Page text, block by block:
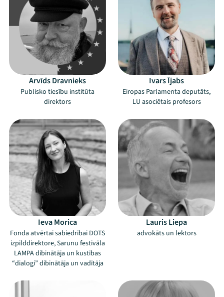
Arvīds Dravnieks
Publisko tiesību institūta
direktors
Ivars Ījabs
Eiropas Parlamenta deputāts,
LU asociētais profesors
Ieva Morica
Fonda atvērtai sabiedrībai DOTS
izpilddirektore, Sarunu festivāla
LAMPA dibinātāja un kustības
“dialogi” dibinātāja un vadītāja
Lauris Liepa
advokāts un lektors